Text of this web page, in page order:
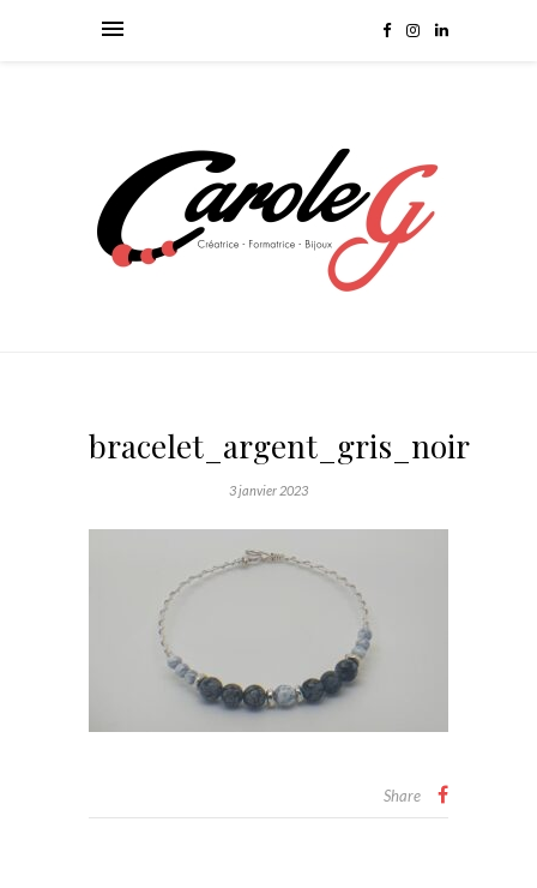
bracelet_argent_gris_noir
3 janvier 2023
Share